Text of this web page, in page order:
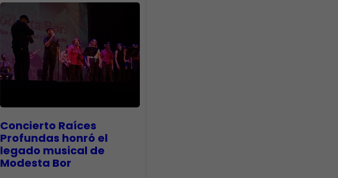
​Concierto Raíces
Profundas honró el
legado musical de
Modesta Bor